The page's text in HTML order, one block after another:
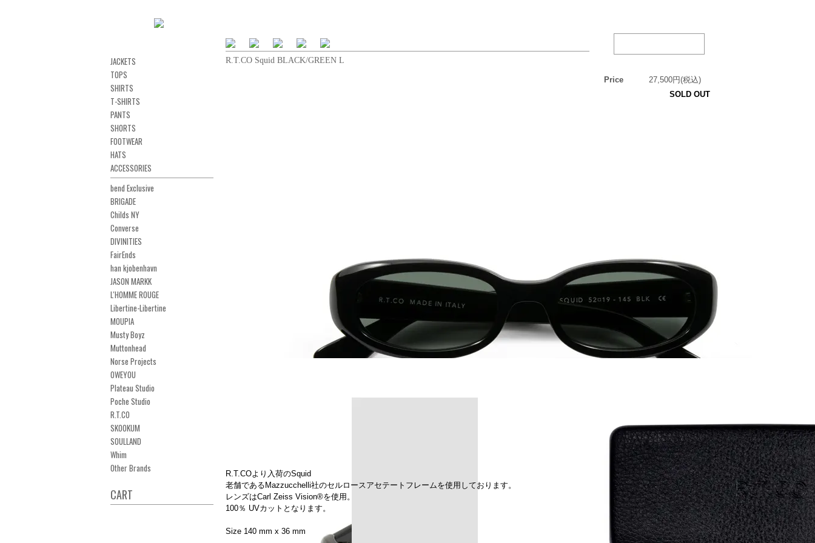
JACKETS
TOPS
SHIRTS
T-SHIRTS
PANTS
SHORTS
FOOTWEAR
HATS
ACCESSORIES
bend Exclusive
BRIGADE
Childs NY
Converse
DIVINITIES
FairEnds
han kjobenhavn
JASON MARKK
L'HOMME ROUGE
Libertine-Libertine
MOUPIA
Musty Boyz
Muttonhead
Norse Projects
OWEYOU
Plateau Studio
Poche Studio
R.T.CO
SKOOKUM
SOULLAND
Whim
Other Brands
CART
R.T.CO Squid BLACK/GREEN L
Price
27,500円(税込)
SOLD OUT
R.T.COより入荷のSquid
老舗であるMazzucchelli社のセルロースアセテートフレームを使用しております。
レンズはCarl Zeiss Vision®を使用。
100％ UVカットとなります。
Size 140 mm x 36 mm